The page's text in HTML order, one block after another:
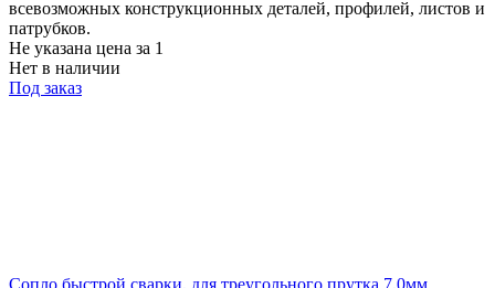
всевозможных конструкционных деталей, профилей, листов и
патрубков.
Не указана цена за 1
Нет в наличии
Под заказ
Cопло быстрой сварки, для треугольного прутка 7,0мм